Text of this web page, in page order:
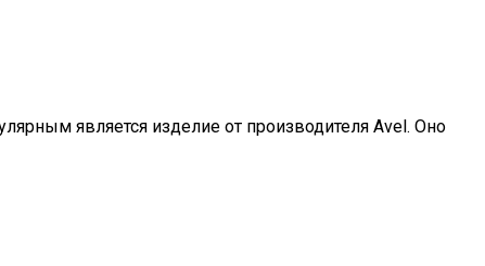
является изделие от производителя Avel. Оно